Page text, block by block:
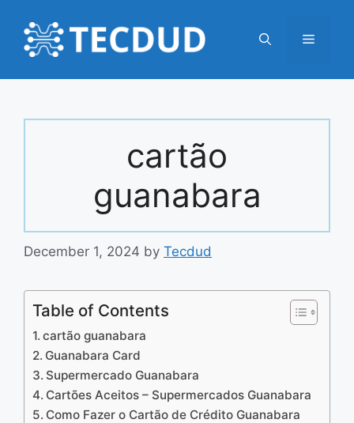
content
Menu
cartão
guanabara
December 1, 2024 by Tecdud
Table of Contents
cartão guanabara
Guanabara Card
Supermercado Guanabara
Cartões Aceitos – Supermercados Guanabara
Como Fazer o Cartão de Crédito Guanabara